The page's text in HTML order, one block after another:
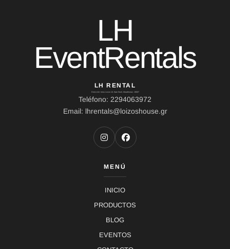
LH
EventRentals
LH RENTAL
Dirección: Ierou Loxou 10, Kato Souli, Marathonas, 19007
Teléfono: 2294063972
Email: lhrentals@loizoshouse.gr
MENÚ
INICIO
PRODUCTOS
BLOG
EVENTOS